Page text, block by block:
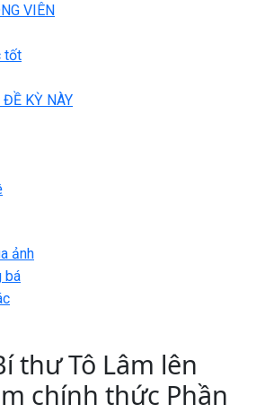
VIÊN
tốt
KỲ NÀY
ảnh
bá
thư Tô Lâm lên
chính thức Phần